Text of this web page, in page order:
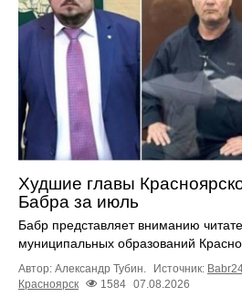
Худшие главы
Бабра за июль
Бабр представляет вниманию
муниципальных образований
Автор: Александр Тубин. Источник:
Красноярск
1584 07.08.2026